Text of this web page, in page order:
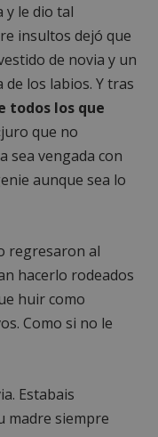
y le dio tal
insultos dejó que
de novia y un
los labios. Y tras
todos los que
que no
sea vengada con
aunque sea lo
regresaron al
hacerlo rodeados
huir como
Como si no le
Estabais
madre siempre